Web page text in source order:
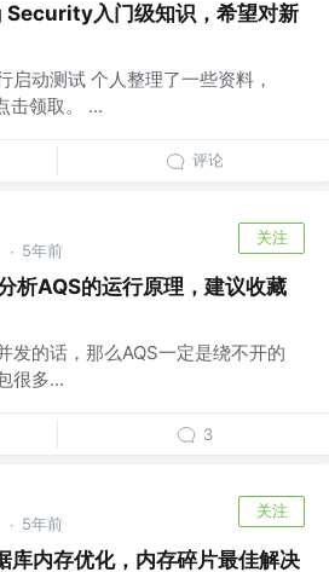
入门级知识，希望对新
启动测试 个人整理了一些资料，
击领取。 ...
评论
· 5年前
关注
析AQS的运行原理，建议收藏
发的话，那么AQS一定是绕不开的
很多...
3
· 5年前
关注
库内存优化，内存碎片最佳解决